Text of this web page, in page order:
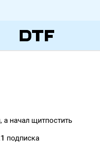
а начал щитпостить
подписка